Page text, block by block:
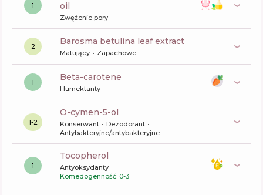
1
oil
Zwężenie pory
2 barosma betulina leaf extract
Matujący Zapachowe
1 beta-carotene
Humektanty
1-2
o-cymen-5-ol
Konserwant
Dezodorant
Antybakteryjne/antybakteryjne
1
tocopherol
Antyoksydanty
Komedogenność: 0-3